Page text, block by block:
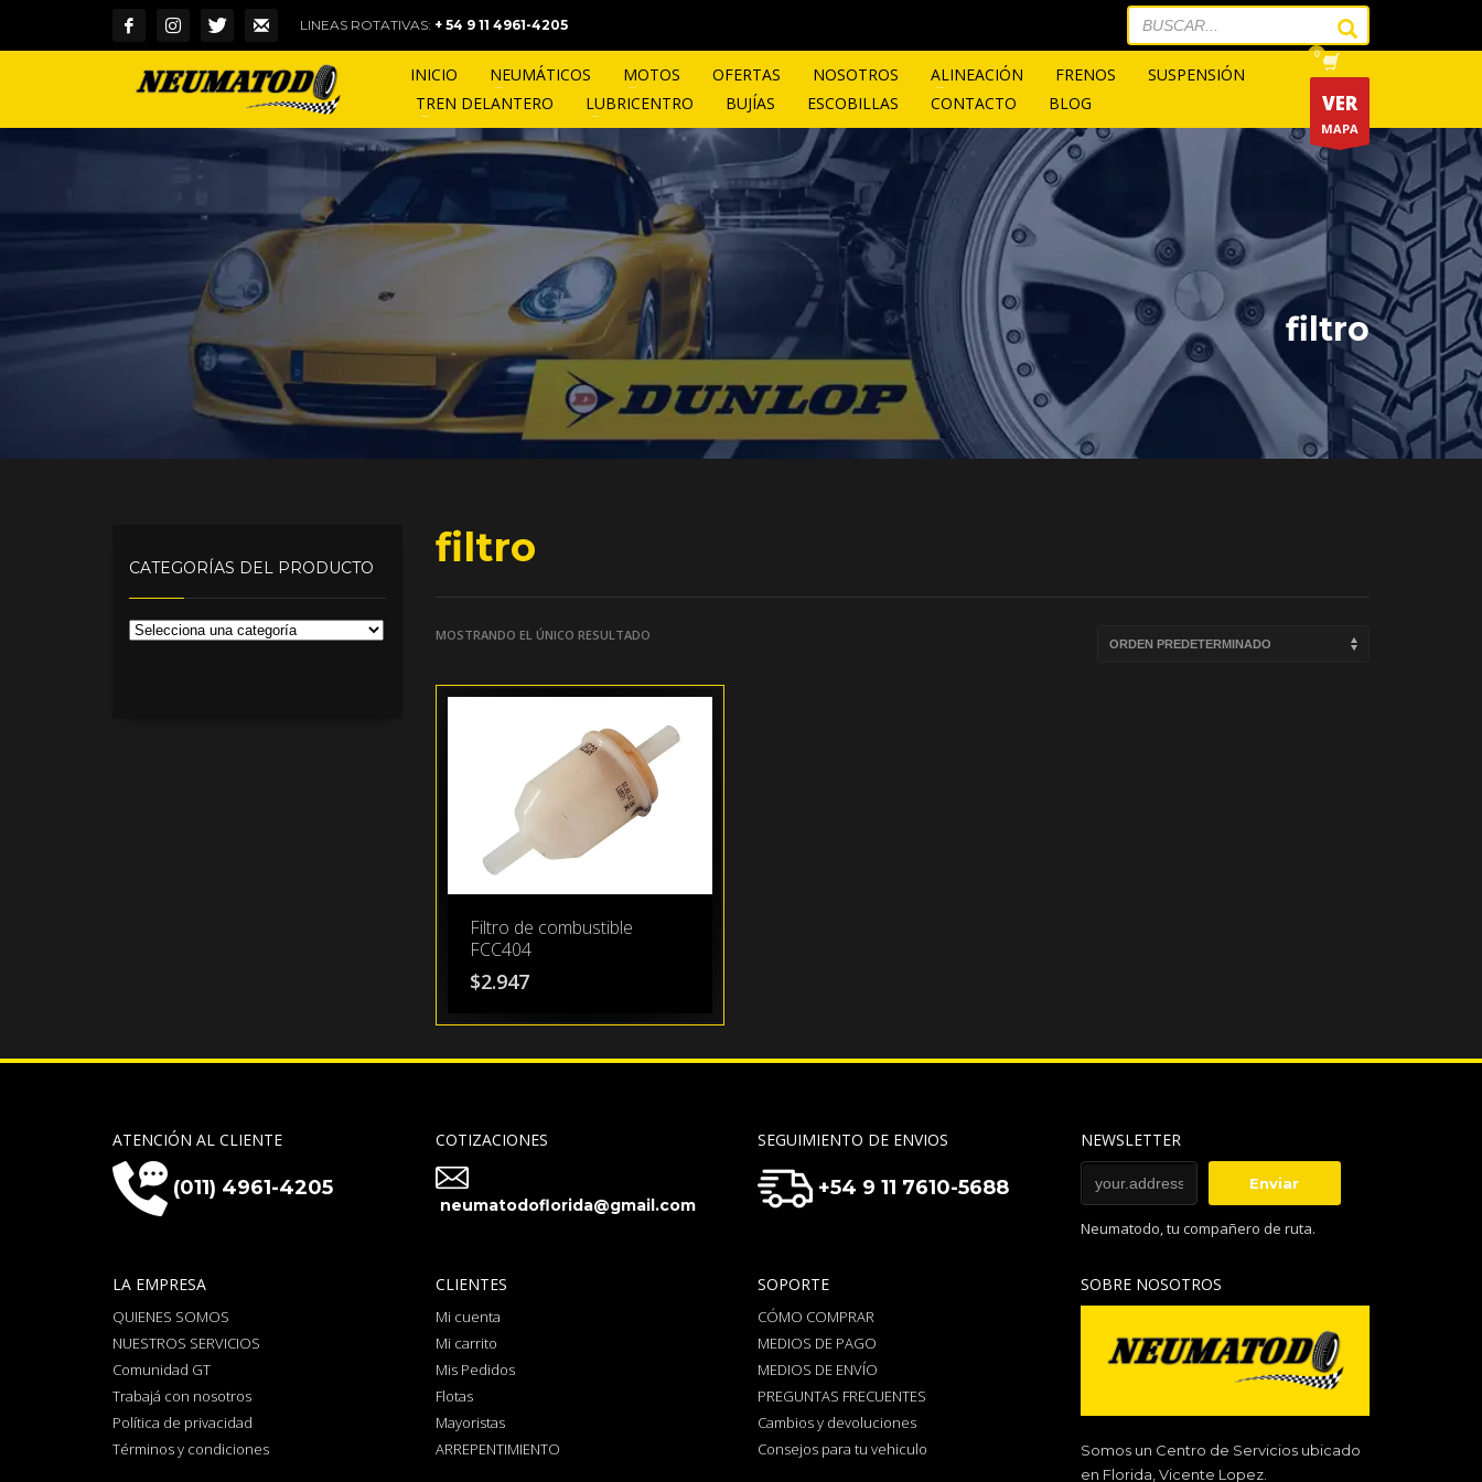
LINEAS ROTATIVAS: + 54 9 11 4961-4205
INICIO NEUMÁTICOS MOTOS OFERTAS NOSOTROS ALINEACIÓN FRENOS
SUSPENSIÓN
TREN DELANTERO
LUBRICENTRO BUJÍAS ESCOBILLAS CONTACTO BLOG VER
MAPA
filtro
filtro
MOSTRANDO EL ÚNICO RESULTADO
Filtro de combustible
FCC404
$2.947
CATEGORÍAS DEL PRODUCTO
ATENCIÓN AL CLIENTE
(011) 4961-4205
COTIZACIONES
neumatodoflorida@gmail.com
SEGUIMIENTO DE ENVIOS
+54 9 11 7610-5688
NEWSLETTER
Neumatodo, tu compañero de ruta.
LA EMPRESA
QUIENES SOMOS
NUESTROS SERVICIOS
Comunidad GT
Trabajá con nosotros
Política de privacidad
Términos y condiciones
CLIENTES
Mi cuenta
Mi carrito
Mis Pedidos
Flotas
Mayoristas
ARREPENTIMIENTO
SOPORTE
CÓMO COMPRAR
MEDIOS DE PAGO
MEDIOS DE ENVÍO
PREGUNTAS FRECUENTES
Cambios y devoluciones
Consejos para tu vehiculo
SOBRE NOSOTROS
Somos un Centro de Servicios ubicado
en Florida, Vicente Lopez.